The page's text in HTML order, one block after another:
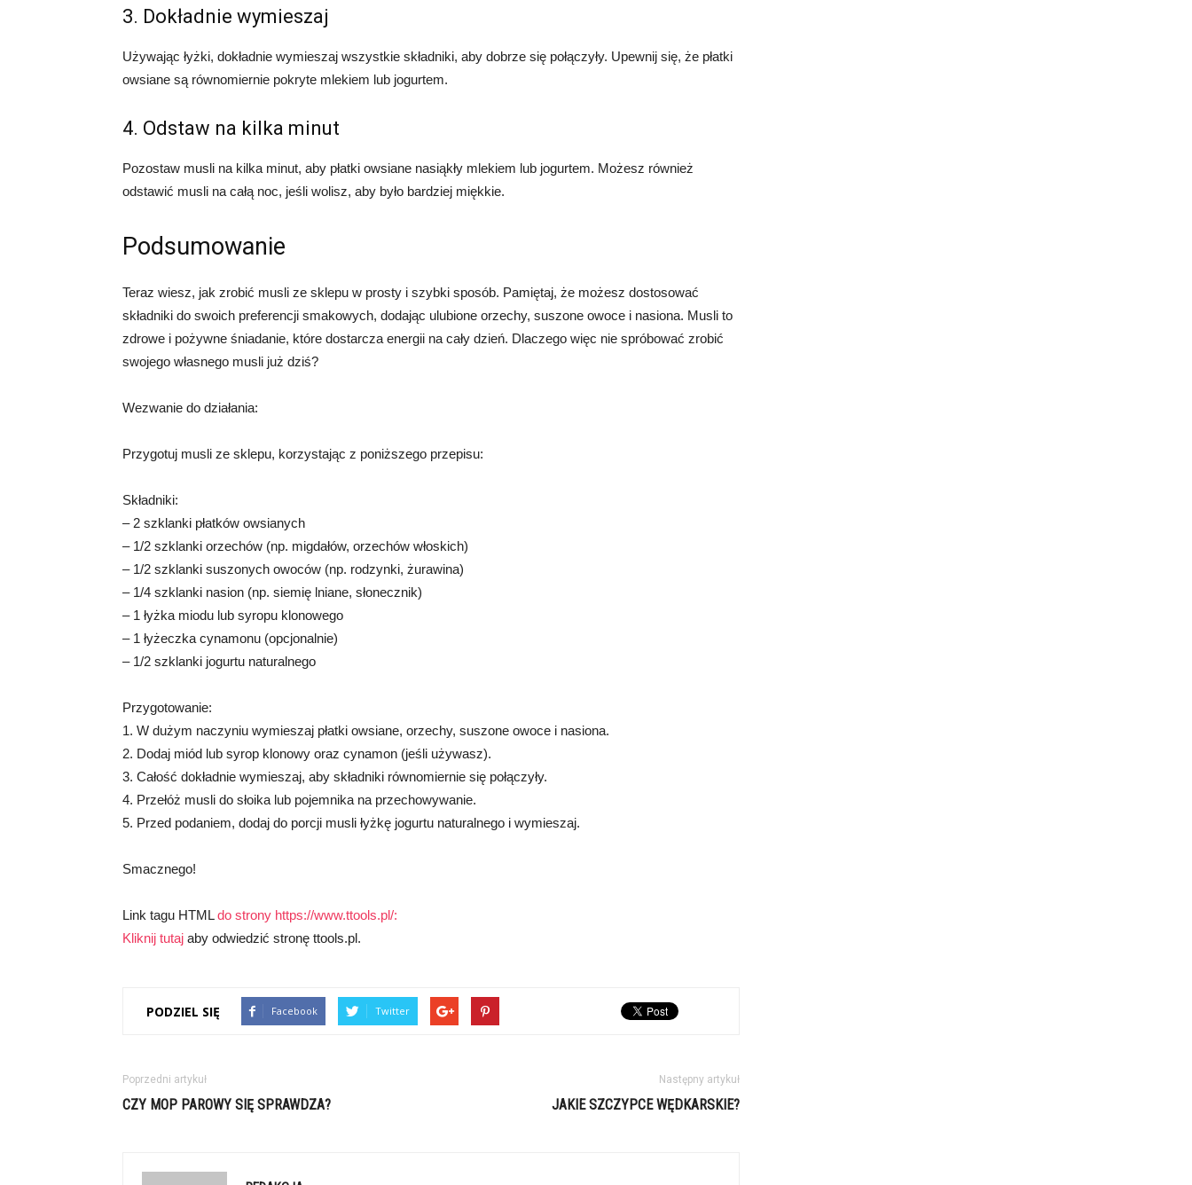
3. Dokładnie wymieszaj
Używając łyżki, dokładnie wymieszaj wszystkie składniki, aby dobrze się połączyły. Upewnij się, że płatki
owsiane są równomiernie pokryte mlekiem lub jogurtem.
4. Odstaw na kilka minut
Pozostaw musli na kilka minut, aby płatki owsiane nasiąkły mlekiem lub jogurtem. Możesz również
odstawić musli na całą noc, jeśli wolisz, aby było bardziej miękkie.
Podsumowanie
Teraz wiesz, jak zrobić musli ze sklepu w prosty i szybki sposób. Pamiętaj, że możesz dostosować
składniki do swoich preferencji smakowych, dodając ulubione orzechy, suszone owoce i nasiona. Musli to
zdrowe i pożywne śniadanie, które dostarcza energii na cały dzień. Dlaczego więc nie spróbować zrobić
swojego własnego musli już dziś?
Wezwanie do działania:
Przygotuj musli ze sklepu, korzystając z poniższego przepisu:
Składniki:
– 2 szklanki płatków owsianych
– 1/2 szklanki orzechów (np. migdałów, orzechów włoskich)
– 1/2 szklanki suszonych owoców (np. rodzynki, żurawina)
– 1/4 szklanki nasion (np. siemię lniane, słonecznik)
– 1 łyżka miodu lub syropu klonowego
– 1 łyżeczka cynamonu (opcjonalnie)
– 1/2 szklanki jogurtu naturalnego
Przygotowanie:
1. W dużym naczyniu wymieszaj płatki owsiane, orzechy, suszone owoce i nasiona.
2. Dodaj miód lub syrop klonowy oraz cynamon (jeśli używasz).
3. Całość dokładnie wymieszaj, aby składniki równomiernie się połączyły.
4. Przełóż musli do słoika lub pojemnika na przechowywanie.
5. Przed podaniem, dodaj do porcji musli łyżkę jogurtu naturalnego i wymieszaj.
Smacznego!
Link tagu HTMLdo strony https://www.ttools.pl/:
Kliknij tutaj aby odwiedzić stronę ttools.pl.
PODZIEL SIĘ Facebook Twitter
Poprzedni artykuł
CZY MOP PAROWY SIĘ SPRAWDZA?
Następny artykuł
JAKIE SZCZYPCE WĘDKARSKIE?